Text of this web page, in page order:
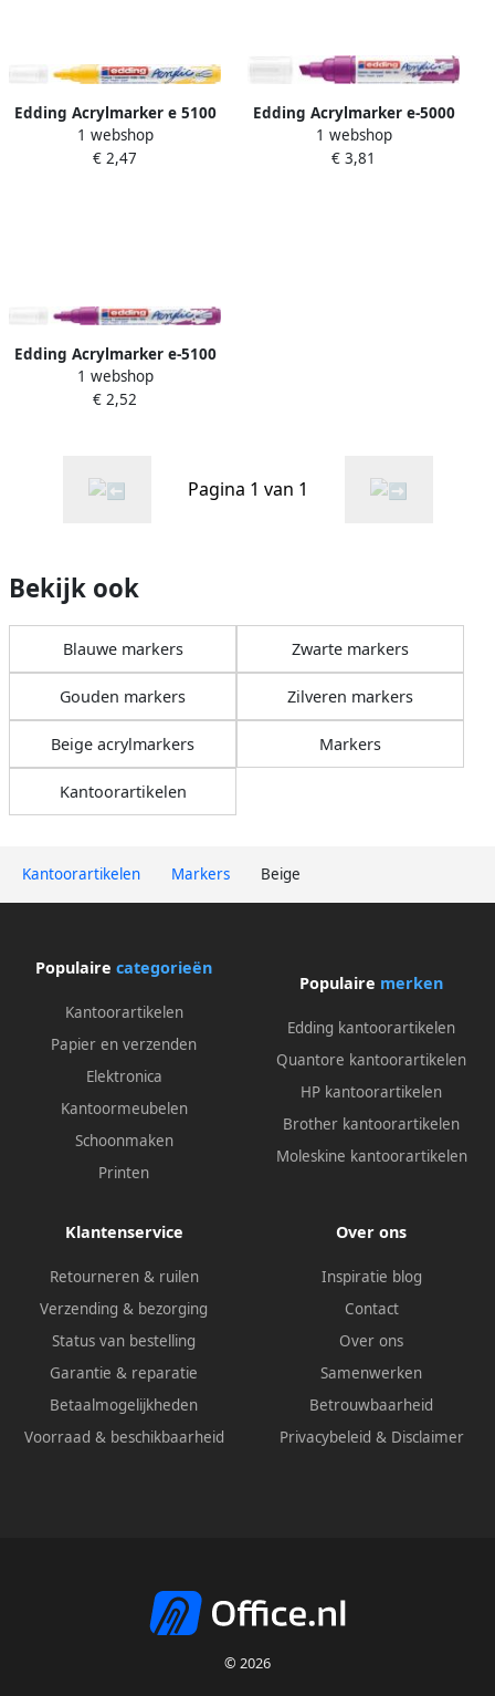
Kantoorartikelen Markers Beige
Edding Acrylmarker e 5100
medium verkeersgeel
1 webshop
€ 2,47
Edding Acrylmarker e-5000
breed bessen rood
1 webshop
€ 3,81
Edding Acrylmarker e-5100
medium bessen rood
1 webshop
€ 2,52
Pagina 1 van 1
Bekijk ook
Blauwe markers Zwarte markers
Gouden markers Zilveren markers
Beige acrylmarkers Markers
Kantoorartikelen
Populaire categorieën
Kantoorartikelen
Papier en verzenden
Elektronica
Kantoormeubelen
Schoonmaken
Printen
Populaire merken
Edding kantoorartikelen
Quantore kantoorartikelen
HP kantoorartikelen
Brother kantoorartikelen
Moleskine kantoorartikelen
Klantenservice
Retourneren & ruilen
Verzending & bezorging
Status van bestelling
Garantie & reparatie
Betaalmogelijkheden
Voorraad & beschikbaarheid
Over ons
Inspiratie blog
Contact
Over ons
Samenwerken
Betrouwbaarheid
Privacybeleid & Disclaimer
© 2026